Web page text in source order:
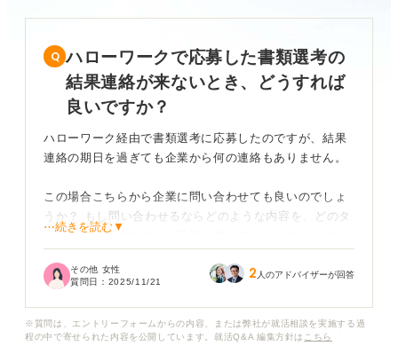
ハローワークで応募した書類選考の
結果連絡が来ないとき、どうすれば
良いですか？
ハローワーク経由で書類選考に応募したのですが、結果
連絡の期日を過ぎても企業から何の連絡もありません。
この場合こちらから企業に問い合わせても良いのでしょ
うか？ もし問い合わせるならどのような内容を、どのタ
イミングで連絡するのが適切か教えていただきたいで
迷っています。何かアドバイスをお願いいたします。
⋯続きを読む▼
その他 女性
質問日： 2025/11/21 2 人のアドバイザーが回答
※質問は、エントリーフォームからの内容、または弊社が就活相談を実施する過
程の中で寄せられた内容を公開しています。就活Q&A 編集方針は こちら